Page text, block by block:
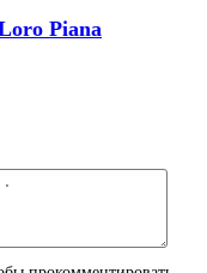
Piana